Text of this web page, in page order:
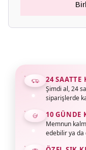
24 SAATTE
Şimdi al, 24
siparişlerde
10 GÜNDE
Memnun
edebilir ya